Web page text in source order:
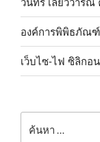
องค์การพิพิธภัณ
เว็บไซ-ไฟ ซิลิกอน